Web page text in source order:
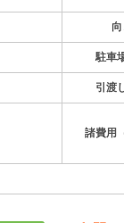
向
駐車
引渡
諸費用